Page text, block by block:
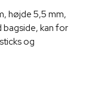
højde 5,5 mm,
kan for
og